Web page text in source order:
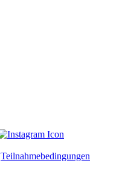
Teilnahmebedingungen